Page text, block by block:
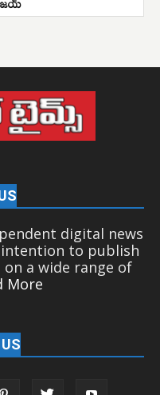
digital news
to publish
a wide range of
More